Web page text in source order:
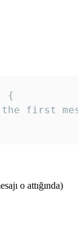
{
first
o attığında)